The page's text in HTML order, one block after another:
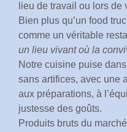
lieu de travail ou lors de
Bien plus qu’un food
comme un véritable
un lieu vivant où la
Notre cuisine puise
sans artifices, avec une
aux préparations, à
justesse des goûts.
Produits bruts du